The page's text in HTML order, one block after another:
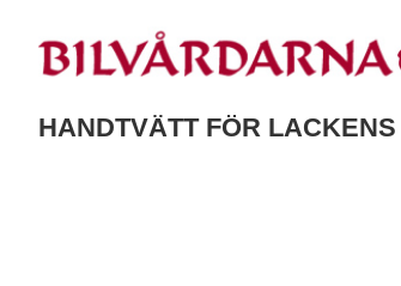
HANDTVÄTT FÖR